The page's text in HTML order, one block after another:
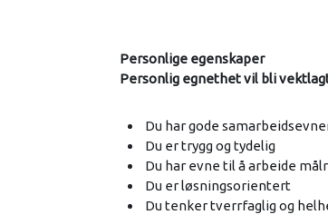
Personlige egenskaper
Personlig egnethet vil bli
Du har gode
Du er trygg og tydelig
Du har evne til å arbeide
Du er løsningsorientert
Du tenker tverrfaglig og